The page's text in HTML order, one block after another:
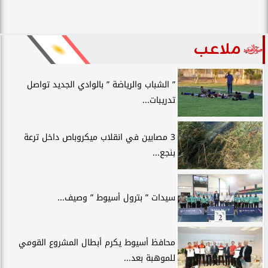
ملاعب
” الشباب والرياضة ” بالوادي الجديد تواصل
تدريبات...
3 مصابين في انقلاب ميكروباص داخل ترعة
بنجع...
سيدات ” بترول أسيوط ” وصيف...
محافظ أسيوط يكرم أبطال المشروع القومي
للموهبة بعد...